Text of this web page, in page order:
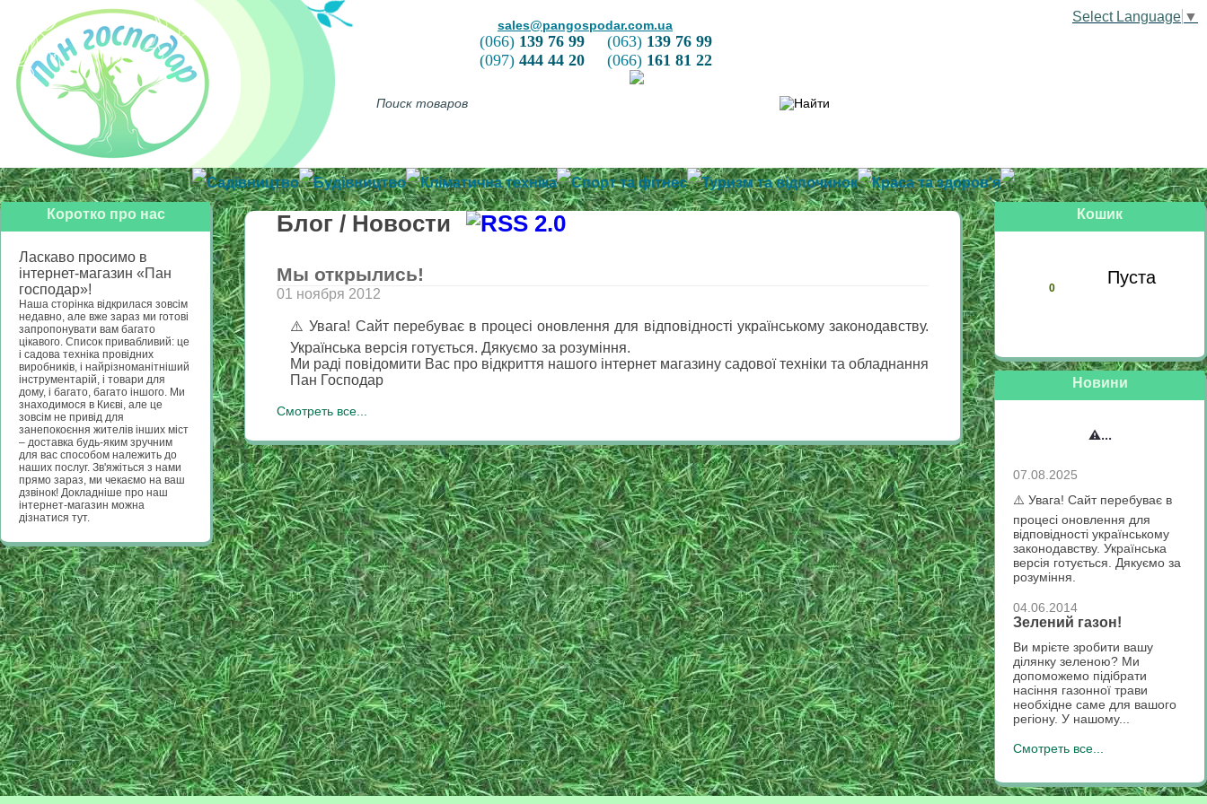
sales@pangospodar.com.ua
(066) 139 76 99 (063) 139 76 99
(097) 444 44 20 (066) 161 81 22
Садівництво Будівництво Кліматична техніка Спорт та фітнес Туризм та відпочинок Краса та здоров'я
Коротко про нас
Ласкаво просимо в
інтернет-магазин «Пан
господар»!
Наша сторінка відкрилася зовсім
недавно, але вже зараз ми готові
запропонувати вам багато
цікавого. Список привабливий: це
і садова техніка провідних
виробників, і найрізноманітніший
інструментарій, і товари для
дому, і багато, багато іншого. Ми
знаходимося в Києві, але це
зовсім не привід для
занепокоєння жителів інших міст
– доставка будь-яким зручним
для вас способом належить до
наших послуг. Зв'яжіться з нами
прямо зараз, ми чекаємо на ваш
дзвінок! Докладніше про наш
інтернет-магазин можна
дізнатися тут.
Блог / Новости
Мы открылись!
01 ноября 2012
⚠️ Увага! Сайт перебуває в процесі оновлення для відповідності українському законодавству.
Українська версія готується. Дякуємо за розуміння.
Ми раді повідомити Вас про відкриття нашого інтернет магазину садової техніки та обладнання
Пан Господар
Смотреть все...
Кошик
0
Пуста
Новини
⚠️...
07.08.2025
⚠️ Увага! Сайт перебуває в
процесі оновлення для
відповідності українському
законодавству. Українська
версія готується. Дякуємо за
розуміння.
04.06.2014
Зелений газон!
Ви мрієте зробити вашу
ділянку зеленою? Ми
допоможемо підібрати
насіння газонної трави
необхідне саме для вашого
регіону. У нашому...
Смотреть все...
Select Language ▼